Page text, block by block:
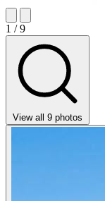
1 / 9
View all 9 photos